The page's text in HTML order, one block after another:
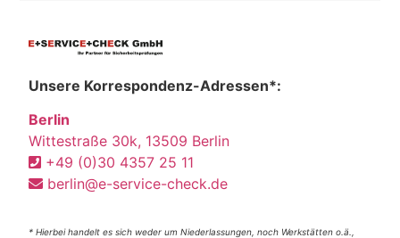
Unsere Korrespondenz-Adressen*:
Berlin
Wittestraße 30k, 13509 Berlin
+49 (0)30 4357 25 11
berlin@e-service-check.de
* Hierbei handelt es sich weder um Niederlassungen, noch Werkstätten o.ä.,